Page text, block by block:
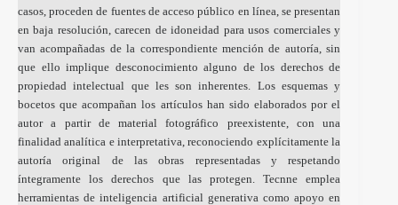
casos, proceden de fuentes de acceso público en línea, se presentan
en baja resolución, carecen de idoneidad para usos comerciales y
van acompañadas de la correspondiente mención de autoría, sin
que ello implique desconocimiento alguno de los derechos de
propiedad intelectual que les son inherentes. Los esquemas y
bocetos que acompañan los artículos han sido elaborados por el
autor a partir de material fotográfico preexistente, con una
finalidad analítica e interpretativa, reconociendo explícitamente la
autoría original de las obras representadas y respetando
íntegramente los derechos que las protegen. Tecnne emplea
herramientas de inteligencia artificial generativa como apoyo en